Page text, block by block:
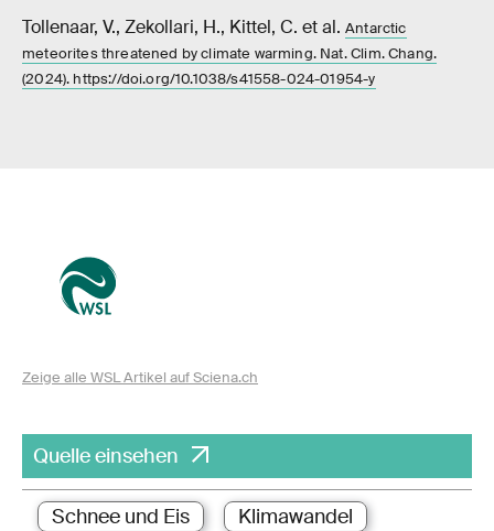
Tollenaar, V., Zekollari, H., Kittel, C. et al. Antarctic
meteorites threatened by climate warming. Nat. Clim. Chang.
(2024). https://doi.org/10.1038/s41558-024-01954-y
Zeige alle WSL Artikel auf Sciena.ch
Quelle einsehen
Schnee und Eis Klimawandel